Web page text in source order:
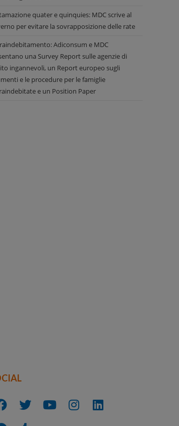
quater e quinquies: MDC scrive al
per evitare la sovrapposizione delle rate
Adiconsum e MDC
una Survey Report sulle agenzie di
ingannevoli, un Report europeo sugli
e le procedure per le famiglie
e un Position Paper